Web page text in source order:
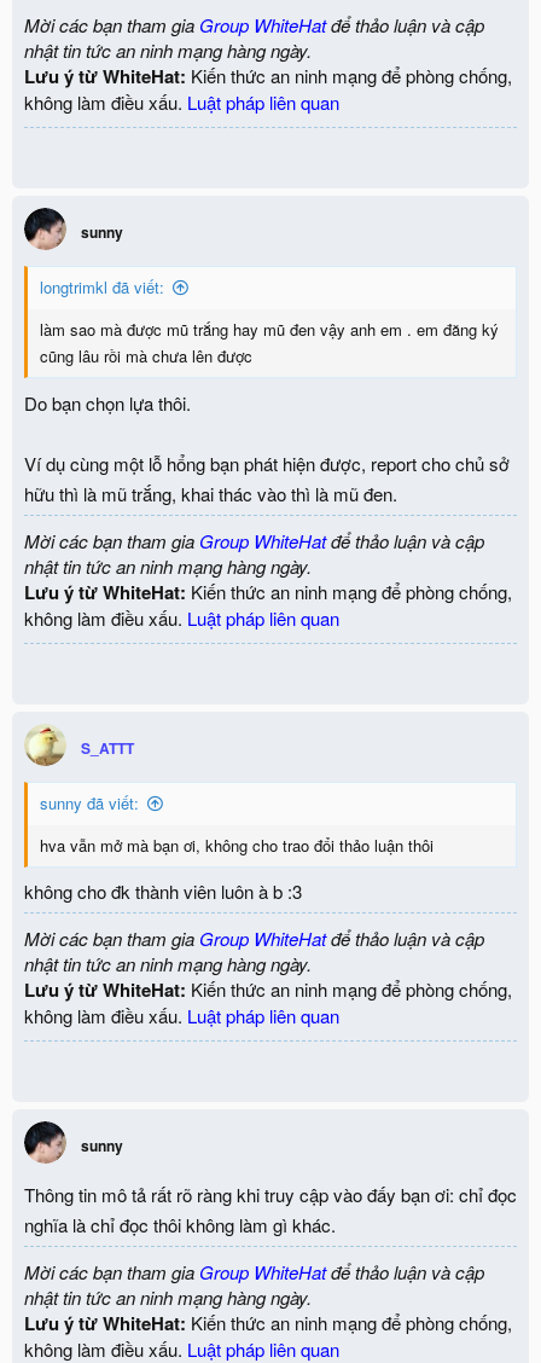
Mời các bạn tham gia Group WhiteHatđể thảo luận và cập
nhật tin tức an ninh mạng hàng ngày.
Lưu ý từ WhiteHat: Kiến thức an ninh mạng để phòng chống,
không làm điều xấu. Luật pháp liên quan
sunny
longtrimkl đã viết:
làm sao mà được mũ trắng hay mũ đen vậy anh em . em đăng ký
cũng lâu rồi mà chưa lên được
Do bạn chọn lựa thôi.
Ví dụ cùng một lỗ hổng bạn phát hiện được, report cho chủ sở
hữu thì là mũ trắng, khai thác vào thì là mũ đen.
Mời các bạn tham gia Group WhiteHatđể thảo luận và cập
nhật tin tức an ninh mạng hàng ngày.
Lưu ý từ WhiteHat: Kiến thức an ninh mạng để phòng chống,
không làm điều xấu. Luật pháp liên quan
S_ATTT
sunny đã viết:
hva vẫn mở mà bạn ơi, không cho trao đổi thảo luận thôi
không cho đk thành viên luôn à b :3
Mời các bạn tham gia Group WhiteHatđể thảo luận và cập
nhật tin tức an ninh mạng hàng ngày.
Lưu ý từ WhiteHat: Kiến thức an ninh mạng để phòng chống,
không làm điều xấu. Luật pháp liên quan
sunny
Thông tin mô tả rất rõ ràng khi truy cập vào đấy bạn ơi: chỉ đọc
nghĩa là chỉ đọc thôi không làm gì khác.
Mời các bạn tham gia Group WhiteHatđể thảo luận và cập
nhật tin tức an ninh mạng hàng ngày.
Lưu ý từ WhiteHat: Kiến thức an ninh mạng để phòng chống,
không làm điều xấu. Luật pháp liên quan